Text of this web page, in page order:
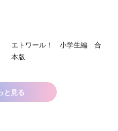
エトワール！ 小学生編 合
本版
と見る